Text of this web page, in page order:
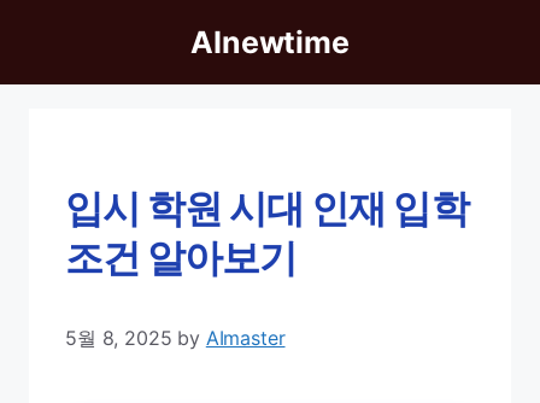
content
AInewtime
입시 학원 시대 인재 입학
조건 알아보기
5월 8, 2025 by AImaster